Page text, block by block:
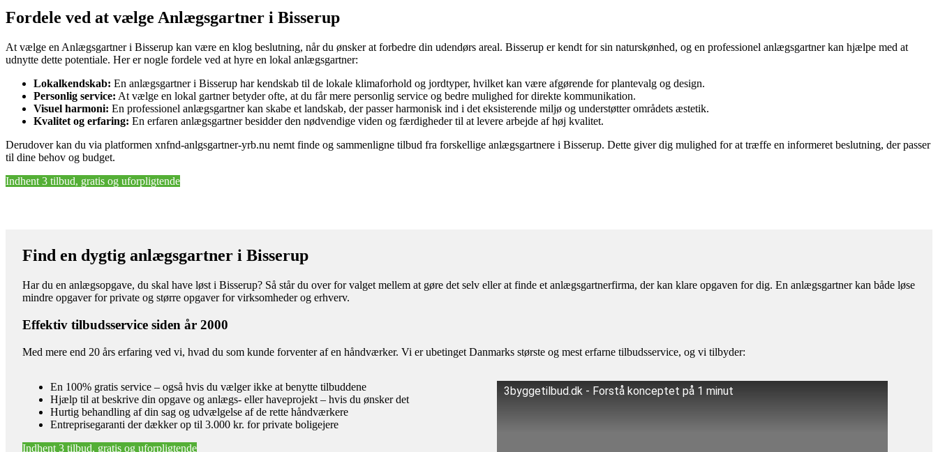
Fordele ved at vælge Anlægsgartner i Bisserup
At vælge en Anlægsgartner i Bisserup kan være en klog beslutning, når du ønsker at forbedre din udendørs areal. Bisserup er kendt for sin naturskønhed, og en professionel anlægsgartner kan hjælpe med at
udnytte dette potentiale. Her er nogle fordele ved at hyre en lokal anlægsgartner:
Lokalkendskab: En anlægsgartner i Bisserup har kendskab til de lokale klimaforhold og jordtyper, hvilket kan være afgørende for plantevalg og design.
Personlig service: At vælge en lokal gartner betyder ofte, at du får mere personlig service og bedre mulighed for direkte kommunikation.
Visuel harmoni: En professionel anlægsgartner kan skabe et landskab, der passer harmonisk ind i det eksisterende miljø og understøtter områdets æstetik.
Kvalitet og erfaring: En erfaren anlægsgartner besidder den nødvendige viden og færdigheder til at levere arbejde af høj kvalitet.
Derudover kan du via platformen xnfnd-anlgsgartner-yrb.nu nemt finde og sammenligne tilbud fra forskellige anlægsgartnere i Bisserup. Dette giver dig mulighed for at træffe en informeret beslutning, der passer
til dine behov og budget.
Indhent 3 tilbud, gratis og uforpligtende
Find en dygtig anlægsgartner i Bisserup
Har du en anlægsopgave, du skal have løst i Bisserup? Så står du over for valget mellem at gøre det selv eller at finde et anlægsgartnerfirma, der kan klare opgaven for dig. En anlægsgartner kan både løse
mindre opgaver for private og større opgaver for virksomheder og erhverv.
Effektiv tilbudsservice siden år 2000
Med mere end 20 års erfaring ved vi, hvad du som kunde forventer af en håndværker. Vi er ubetinget Danmarks største og mest erfarne tilbudsservice, og vi tilbyder:
En 100% gratis service – også hvis du vælger ikke at benytte tilbuddene
Hjælp til at beskrive din opgave og anlægs- eller haveprojekt – hvis du ønsker det
Hurtig behandling af din sag og udvælgelse af de rette håndværkere
Entreprisegaranti der dækker op til 3.000 kr. for private boligejere
Indhent 3 tilbud, gratis og uforpligtende
3byggetilbud.dk - Forstå konceptet på 1 minut